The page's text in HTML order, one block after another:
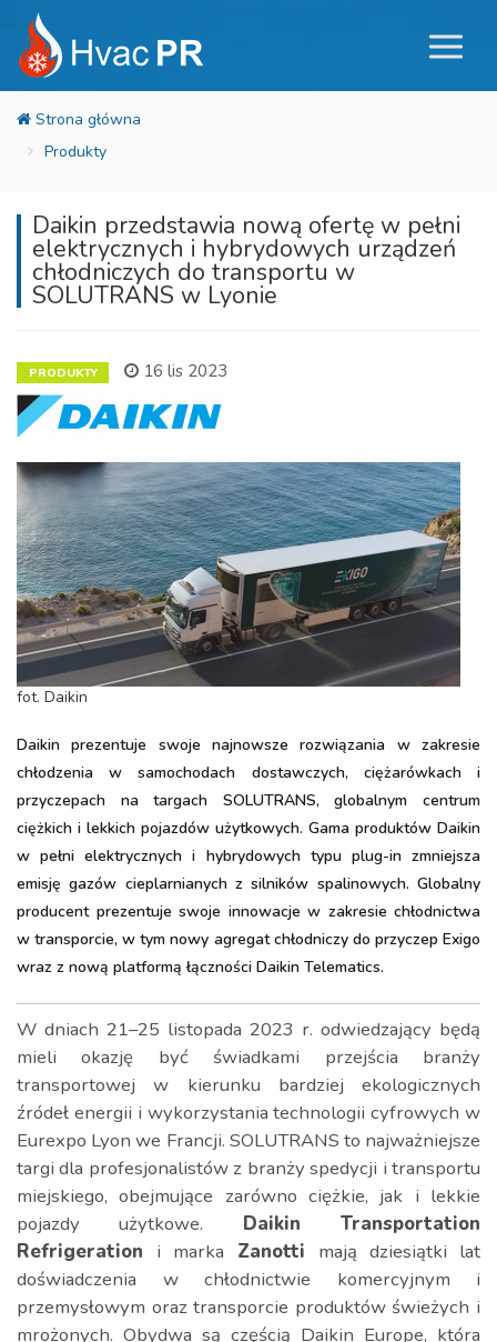
Produkty
Daikin przedstawia nową ofertę w pełni
elektrycznych i hybrydowych urządzeń
chłodniczych do transportu w
SOLUTRANS w Lyonie
PRODUKTY 16 lis 2023
fot. Daikin
Daikin prezentuje swoje najnowsze rozwiązania w zakresie
chłodzenia w samochodach dostawczych, ciężarówkach i
przyczepach na targach SOLUTRANS, globalnym centrum
ciężkich i lekkich pojazdów użytkowych. Gama produktów Daikin
w pełni elektrycznych i hybrydowych typu plug-in zmniejsza
emisję gazów cieplarnianych z silników spalinowych. Globalny
producent prezentuje swoje innowacje w zakresie chłodnictwa
w transporcie, w tym nowy agregat chłodniczy do przyczep Exigo
wraz z nową platformą łączności Daikin Telematics.
W dniach 21–25 listopada 2023 r. odwiedzający będą
mieli okazję być świadkami przejścia branży
transportowej w kierunku bardziej ekologicznych
źródeł energii i wykorzystania technologii cyfrowych w
Eurexpo Lyon we Francji. SOLUTRANS to najważniejsze
targi dla profesjonalistów z branży spedycji i transportu
miejskiego, obejmujące zarówno ciężkie, jak i lekkie
pojazdy użytkowe. Daikin Transportation
Refrigeration i marka Zanotti mają dziesiątki lat
doświadczenia w chłodnictwie komercyjnym i
przemysłowym oraz transporcie produktów świeżych i
mrożonych. Obydwa są częścią Daikin Europe, która